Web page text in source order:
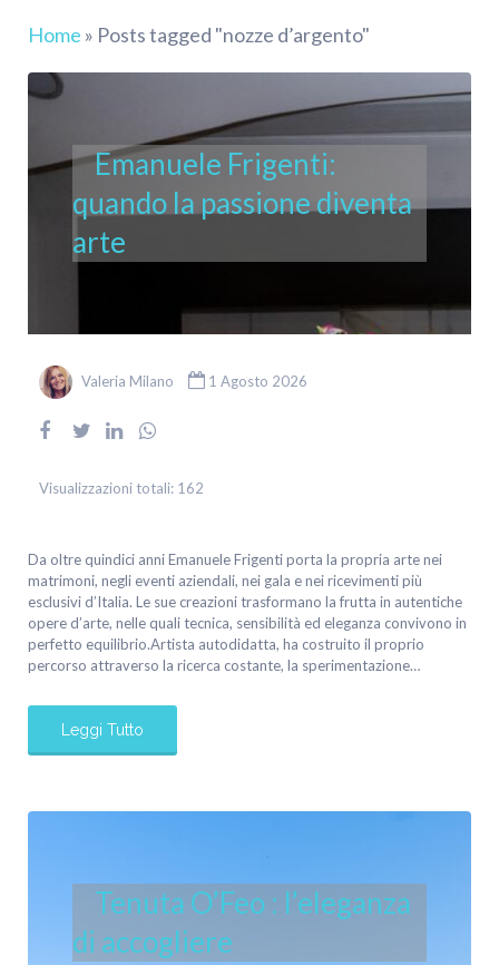
Home » Posts tagged "nozze d’argento"
Emanuele Frigenti:
quando la passione diventa
arte
Valeria Milano 1 Agosto 2026
Visualizzazioni totali: 162
Da oltre quindici anni Emanuele Frigenti porta la propria arte nei
matrimoni, negli eventi aziendali, nei gala e nei ricevimenti più
esclusivi d’Italia. Le sue creazioni trasformano la frutta in autentiche
opere d’arte, nelle quali tecnica, sensibilità ed eleganza convivono in
perfetto equilibrio.Artista autodidatta, ha costruito il proprio
percorso attraverso la ricerca costante, la sperimentazione…
Leggi Tutto
Tenuta O’Feo : l’eleganza
di accogliere